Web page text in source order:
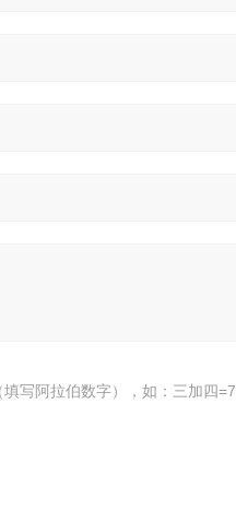
写阿拉伯数字），如：三加四=7